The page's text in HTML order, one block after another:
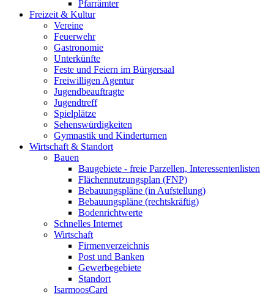
Pfarrämter
Freizeit & Kultur
Vereine
Feuerwehr
Gastronomie
Unterkünfte
Feste und Feiern im Bürgersaal
Freiwilligen Agentur
Jugendbeauftragte
Jugendtreff
Spielplätze
Sehenswürdigkeiten
Gymnastik und Kinderturnen
Wirtschaft & Standort
Bauen
Baugebiete - freie Parzellen, Interessentenlisten
Flächennutzungsplan (FNP)
Bebauungspläne (in Aufstellung)
Bebauungspläne (rechtskräftig)
Bodenrichtwerte
Schnelles Internet
Wirtschaft
Firmenverzeichnis
Post und Banken
Gewerbegebiete
Standort
IsarmoosCard